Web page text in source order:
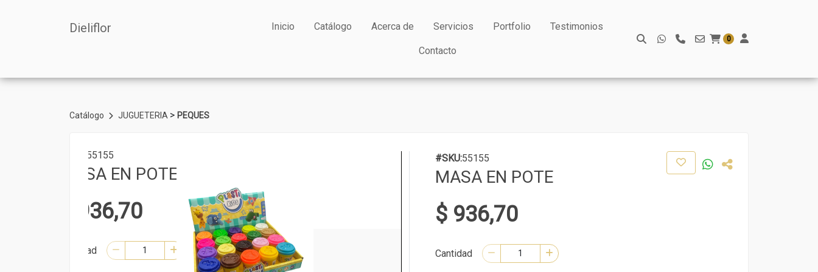
Dieliflor Inicio Catálogo Acerca de Servicios Portfolio Testimonios
Contacto
0
Catálogo JUGUETERIA > PEQUES
#SKU:55155
MASA EN POTE
$ 936,70
Cantidad